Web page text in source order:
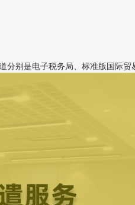
别是电子税务局、标准版国际贸